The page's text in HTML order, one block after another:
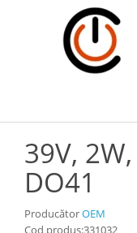
39V,
DO41
ProducătorOEM
Cod produs:331032